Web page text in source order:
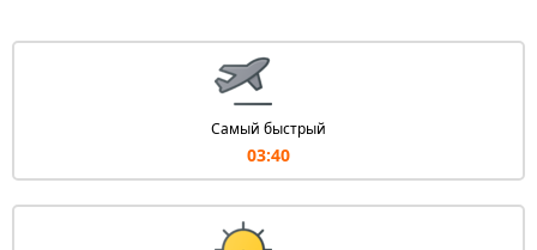
Самый быстрый
03:40